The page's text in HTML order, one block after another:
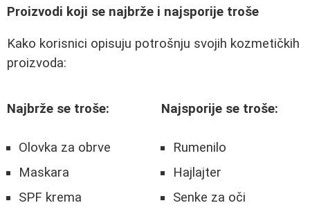
Proizvodi koji se najbrže i najsporije troše
Kako korisnici opisuju potrošnju svojih kozmetičkih
proizvoda:
Najbrže se troše:
Olovka za obrve
Maskara
SPF krema
Najsporije se troše:
Rumenilo
Hajlajter
Senke za oči